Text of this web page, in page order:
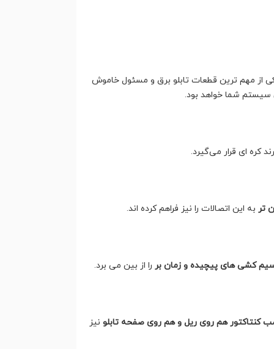
از مهم ترین قطعات تابلو برق و مسئول خاموش
سیستم شما خواهد بود.
تربه این اتصالات را نیز فراهم کرده اند.
سیم کشی های پیچیده و زمان بررا از بین می برد.
کنتاکتور هم روی ریل و هم روی صفحه تابلونیز